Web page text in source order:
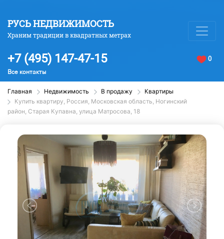
РУСЬ НЕДВИЖИМОСТЬ
Храним традиции в квадратных метрах
+7 (495) 147-47-15
Все контакты
0
Главная Недвижимость В продажу
Квартиры
Купить квартиру, Россия, Московская область, Ногинский
район, Старая Купавна, улица Матросова, 18